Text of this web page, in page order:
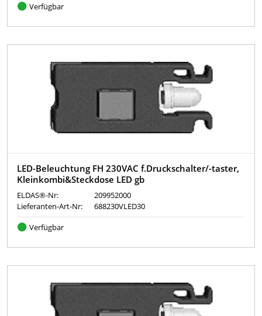
Verfügbar
LED-Beleuchtung FH 230VAC f.Druckschalter/-taster,
Kleinkombi&Steckdose LED gb
ELDAS®-Nr:
209952000
Lieferanten-Art-Nr:
688230VLED30
Verfügbar